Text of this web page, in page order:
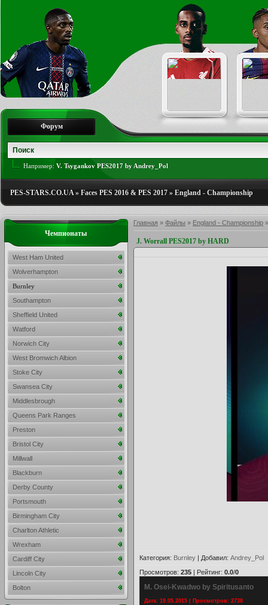
Форум
Например: V. Tsygankov PES2017 by Andrey_Pol
PES-STARS.CO.UA» Faces PES 2016 & PES 2017 » England - Championship
Главная » Файлы » England - Championship
J. Worrall PES2017 by HARD
Категория: Burnley | Добавил: Andrey_Pol
Просмотров: 235 | Рейтинг: 0.0/0
M. Osei-Kwadwo by Spiritusanto
Дата: 19.05.2015 | Просмотров: 2738
Чемпионаты
West Ham United
Wolverhampton
Burnley
Southampton
Sheffield United
Watford
Norwich City
West Bromwich Albion
Stoke City
Swansea City
Middlesbrough
Queens Park Ranges
Preston
Bristol City
Millwall
Blackburn
Derby County
Portsmouth
Birmingham City
Charlton Athletic
Wrexham
Cardiff City
Lincoln City
Bolton